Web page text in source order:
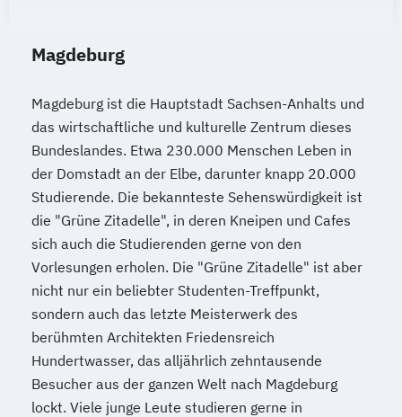
Magdeburg
Magdeburg ist die Hauptstadt Sachsen-Anhalts und
das wirtschaftliche und kulturelle Zentrum dieses
Bundeslandes. Etwa 230.000 Menschen Leben in
der Domstadt an der Elbe, darunter knapp 20.000
Studierende. Die bekannteste Sehenswürdigkeit ist
die "Grüne Zitadelle", in deren Kneipen und Cafes
sich auch die Studierenden gerne von den
Vorlesungen erholen. Die "Grüne Zitadelle" ist aber
nicht nur ein beliebter Studenten-Treffpunkt,
sondern auch das letzte Meisterwerk des
berühmten Architekten Friedensreich
Hundertwasser, das alljährlich zehntausende
Besucher aus der ganzen Welt nach Magdeburg
lockt. Viele junge Leute studieren gerne in